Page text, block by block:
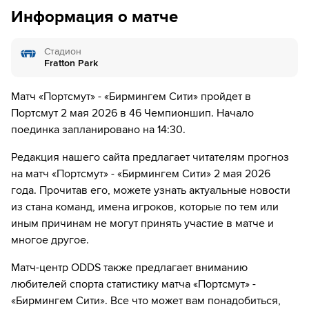
46´
Пoртсмут делает замену. Коннор Огилви уходит с
Бирмингем делает замену. Джон Солис уходит с
Карлос Висенте получил желтую карточку от судьи
71´
Hayden Matthews уходит с поля. Конор Шонесси
71´
Пoртсмут делает замену. Millenic Alli уходит с поля, а
Thomas Waddingham выходит на его замену.
81´ Adrian Segecic получил желтую карточку от судьи
84´
Пoртсмут делает замену. Люк Ле Ру уходит с поля, а
Марлон Пэк выходит на его замену.
Информация о матче
Стадион
Fratton Park
Матч «Портсмут» - «Бирмингем Сити» пройдет в
Портсмут 2 мая 2026 в 46 Чемпионшип. Начало
поединка запланировано на 14:30.
Редакция нашего сайта предлагает читателям прогноз
на матч «Портсмут» - «Бирмингем Сити» 2 мая 2026
года. Прочитав его, можете узнать актуальные новости
из стана команд, имена игроков, которые по тем или
иным причинам не могут принять участие в матче и
многое другое.
Матч-центр ODDS также предлагает вниманию
любителей спорта статистику матча «Портсмут» -
«Бирмингем Сити». Все что может вам понадобиться,